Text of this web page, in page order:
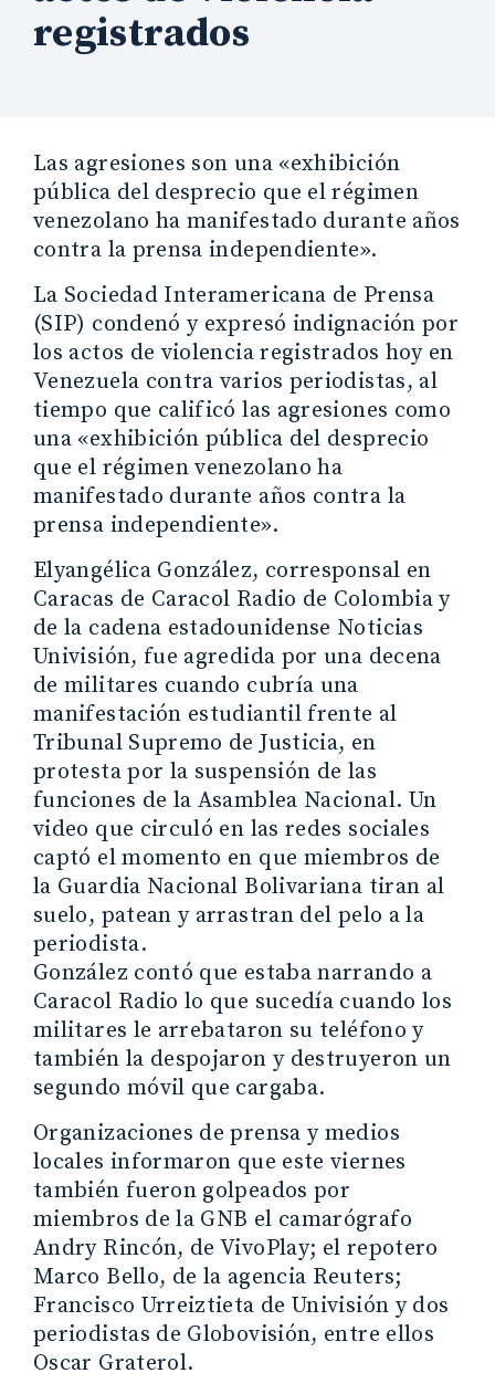
registrados
Las agresiones son una «exhibición
pública del desprecio que el régimen
venezolano ha manifestado durante años
contra la prensa independiente».
La Sociedad Interamericana de Prensa
(SIP) condenó y expresó indignación por
los actos de violencia registrados hoy en
Venezuela contra varios periodistas, al
tiempo que calificó las agresiones como
una «exhibición pública del desprecio
que el régimen venezolano ha
manifestado durante años contra la
prensa independiente».
Elyangélica González, corresponsal en
Caracas de Caracol Radio de Colombia y
de la cadena estadounidense Noticias
Univisión, fue agredida por una decena
de militares cuando cubría una
manifestación estudiantil frente al
Tribunal Supremo de Justicia, en
protesta por la suspensión de las
funciones de la Asamblea Nacional. Un
video que circuló en las redes sociales
captó el momento en que miembros de
la Guardia Nacional Bolivariana tiran al
suelo, patean y arrastran del pelo a la
periodista.
González contó que estaba narrando a
Caracol Radio lo que sucedía cuando los
militares le arrebataron su teléfono y
también la despojaron y destruyeron un
segundo móvil que cargaba.
Organizaciones de prensa y medios
locales informaron que este viernes
también fueron golpeados por
miembros de la GNB el camarógrafo
Andry Rincón, de VivoPlay; el repotero
Marco Bello, de la agencia Reuters;
Francisco Urreiztieta de Univisión y dos
periodistas de Globovisión, entre ellos
Oscar Graterol.